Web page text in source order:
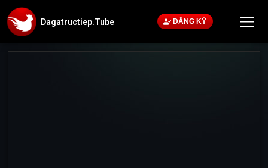
Dagatructiep.Tube ĐĂNG KÝ